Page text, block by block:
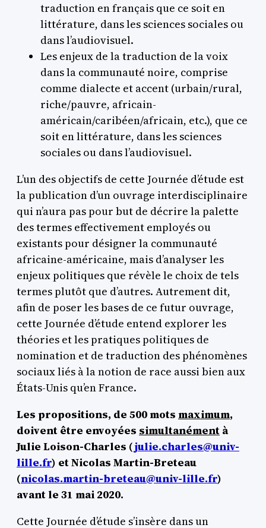
traduction en français que ce soit en
littérature, dans les sciences sociales ou
dans l’audiovisuel.
Les enjeux de la traduction de la voix
dans la communauté noire, comprise
comme dialecte et accent (urbain/rural,
riche/pauvre, africain-
américain/caribéen/africain, etc.), que ce
soit en littérature, dans les sciences
sociales ou dans l’audiovisuel.
L’un des objectifs de cette Journée d’étude est
la publication d’un ouvrage interdisciplinaire
qui n’aura pas pour but de décrire la palette
des termes effectivement employés ou
existants pour désigner la communauté
africaine-américaine, mais d’analyser les
enjeux politiques que révèle le choix de tels
termes plutôt que d’autres. Autrement dit,
afin de poser les bases de ce futur ouvrage,
cette Journée d’étude entend explorer les
théories et les pratiques politiques de
nomination et de traduction des phénomènes
sociaux liés à la notion de race aussi bien aux
États-Unis qu’en France.
Les propositions, de 500 mots maximum,
doivent être envoyées simultanément à
Julie Loison-Charles (julie.charles@univ-
lille.fr) et Nicolas Martin-Breteau
(nicolas.martin-breteau@univ-lille.fr)
avant le 31 mai 2020.
Cette Journée d’étude s’insère dans un